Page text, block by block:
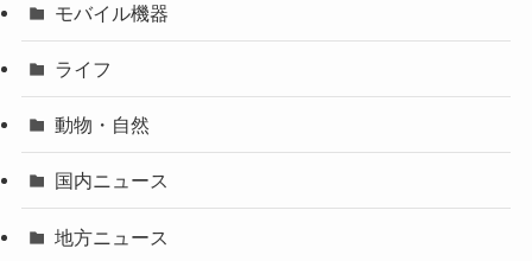
モバイル機器
ライフ
動物・自然
国内ニュース
地方ニュース